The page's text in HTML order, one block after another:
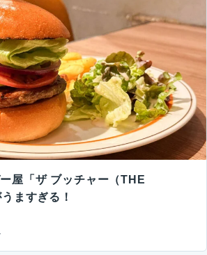
屋「ザ ブッチャー（THE
ますぎる！